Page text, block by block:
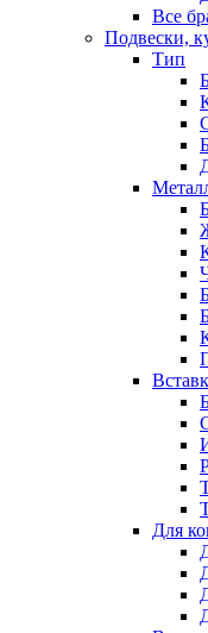
Все
Подвески,
Тип
Для